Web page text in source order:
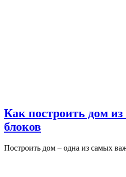
Как построить дом
блоков
Построить дом – одна из самых